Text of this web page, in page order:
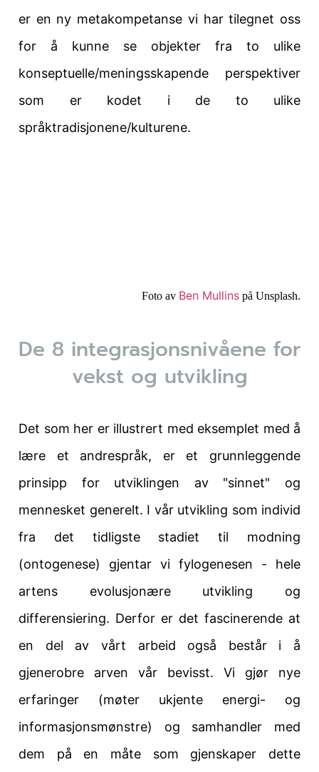
er en ny metakompetanse vi har tilegnet oss
for å kunne se objekter fra to ulike
konseptuelle/meningsskapende perspektiver
som er kodet i de to ulike
språktradisjonene/kulturene.
Foto av Ben Mullins på Unsplash.
De 8 integrasjonsnivåene for
vekst og utvikling
Det som her er illustrert med eksemplet med å
lære et andrespråk, er et grunnleggende
prinsipp for utviklingen av "sinnet" og
mennesket generelt. I vår utvikling som individ
fra det tidligste stadiet til modning
(ontogenese) gjentar vi fylogenesen - hele
artens evolusjonære utvikling og
differensiering. Derfor er det fascinerende at
en del av vårt arbeid også består i å
gjenerobre arven vår bevisst. Vi gjør nye
erfaringer (møter ukjente energi- og
informasjonsmønstre) og samhandler med
dem på en måte som gjenskaper dette